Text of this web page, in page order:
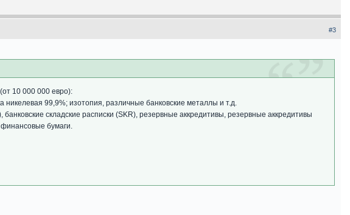
#3
10 000 000 евро):
99,9%; изотопия, различные банковские металлы и т.д.
складские расписки (SKR), резервные аккредитивы, резервные аккредитивы
бумаги.